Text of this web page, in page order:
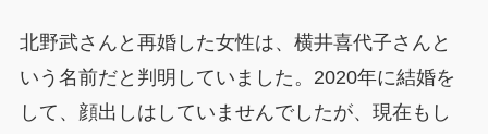
北野武さんと再婚した女性は、横井喜代子さんと
いう名前だと判明していました。2020年に結婚を
して、顔出しはしていませんでしたが、現在もし